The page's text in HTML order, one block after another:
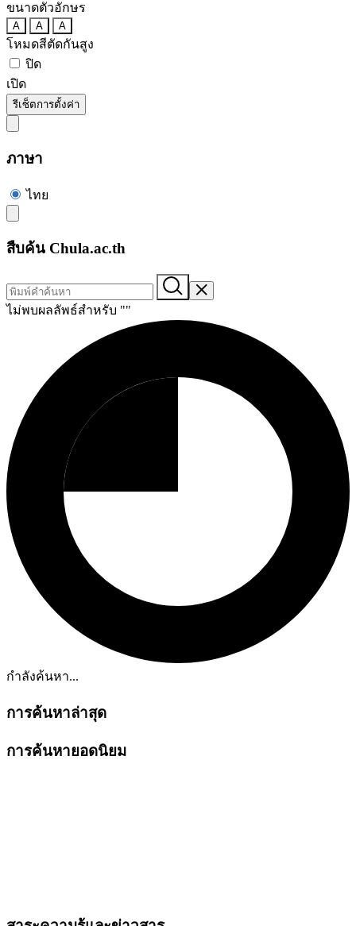
ขนาดตัวอักษร
A A A
โหมดสีตัดกันสูง
ปิด
เปิด
รีเซ็ตการตั้งค่า
ภาษา
ไทย
สืบค้น Chula.ac.th
ไม่พบผลลัพธ์สำหรับ ""
กำลังค้นหา...
การค้นหาล่าสุด
การค้นหายอดนิยม